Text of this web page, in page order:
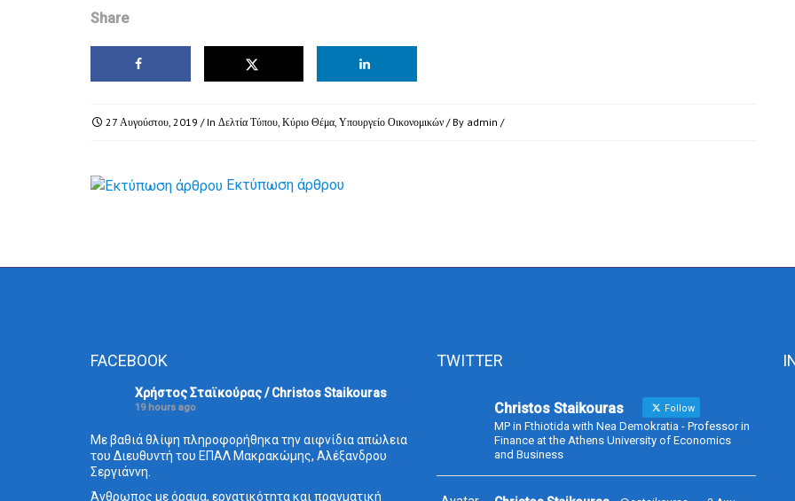
Share
27 Αυγούστου, 2019 / In Δελτία Τύπου, Κύριο Θέμα, Υπουργείο Οικονομικών / By admin /
Εκτύπωση άρθρου
FACEBOOK
Χρήστος Σταϊκούρας / Christos Staikouras
19 hours ago
Με βαθιά θλίψη πληροφορήθηκα την αιφνίδια απώλεια
του Διευθυντή του ΕΠΑΛ Μακρακώμης, Αλέξανδρου
Σεργιάννη.
Άνθρωπος με όραμα, εργατικότητα και πραγματική
TWITTER
Christos Staikouras Follow
MP in Fthiotida with Nea Demokratia - Professor in
Finance at the Athens University of Economics
and Business